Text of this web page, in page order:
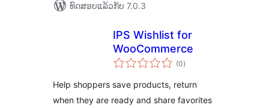
ທົດສອບແລ້ວກັບ 7.0.3
IPS Wishlist for
WooCommerce
(0ຄະແນນ
ທັງໝົດ
)
Help shoppers save products, return
when they are ready and share favorites